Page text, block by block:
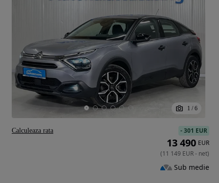
1 / 6
-301 EUR
13 490 EUR
(11 149 EUR- net)
Sub medie
Calculeaza rata